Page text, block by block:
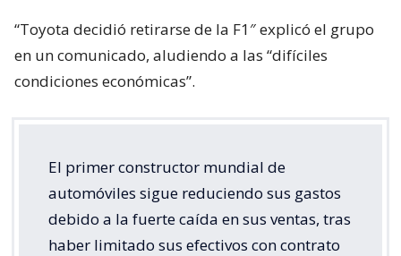
“Toyota decidió retirarse de la F1″ explicó el grupo
en un comunicado, aludiendo a las “difíciles
condiciones económicas”.
El primer constructor mundial de
automóviles sigue reduciendo sus gastos
debido a la fuerte caída en sus ventas, tras
haber limitado sus efectivos con contrato